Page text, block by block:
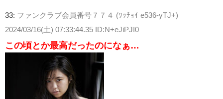
33: ファンクラブ会員番号７７４ (ﾜｯﾁｮｲ e536-yTJ+)
2024/03/16(土) 07:33:44.35 ID:N+eJiPJI0
この頃とか最高だったのになぁ…